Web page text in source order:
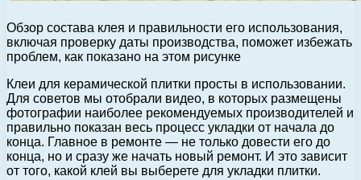
Обзор состава клея и правильности его использования,
включая проверку даты производства, поможет избежать
проблем, как показано на этом рисунке
Клеи для керамической плитки просты в использовании.
Для советов мы отобрали видео, в которых размещены
фотографии наиболее рекомендуемых производителей и
правильно показан весь процесс укладки от начала до
конца. Главное в ремонте — не только довести его до
конца, но и сразу же начать новый ремонт. И это зависит
от того, какой клей вы выберете для укладки плитки.